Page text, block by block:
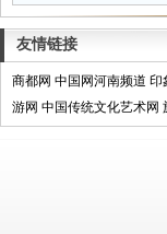
友情链接
商都网 中国网河南频道 印
游网 中国传统文化艺术网